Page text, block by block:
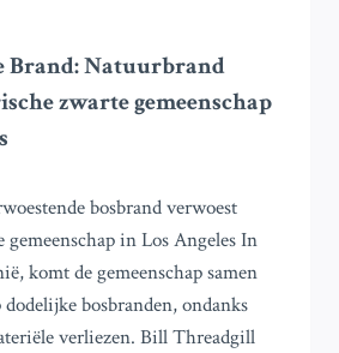
Brand: Natuurbrand
zwarte gemeenschap
bosbrand verwoest
in Los Angeles In
komt de gemeenschap samen
bosbranden, ondanks
verliezen. Bill Threadgill